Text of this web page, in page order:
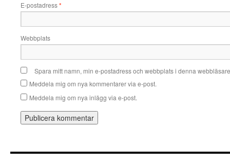
E-postadress*
Webbplats
Spara mitt namn, min e-postadress och webbplats i denna
Meddela mig om nya kommentarer via e-post.
Meddela mig om nya inlägg via e-post.